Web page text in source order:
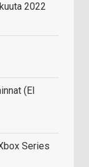
2022
(EI
Series